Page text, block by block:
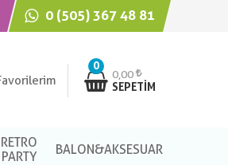
0 (505) 367 48 81
0
0,00
SEPETIM
RETRO
PARTY
BALON&AKSESUAR